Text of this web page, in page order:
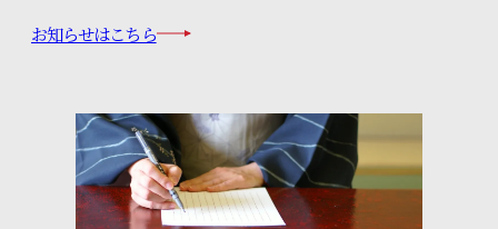
お知らせはこちら